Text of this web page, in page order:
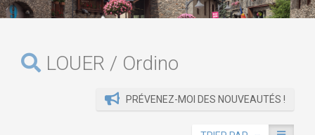
LOUER / Ordino
PRÉVENEZ-MOI DES NOUVEAUTÉS !